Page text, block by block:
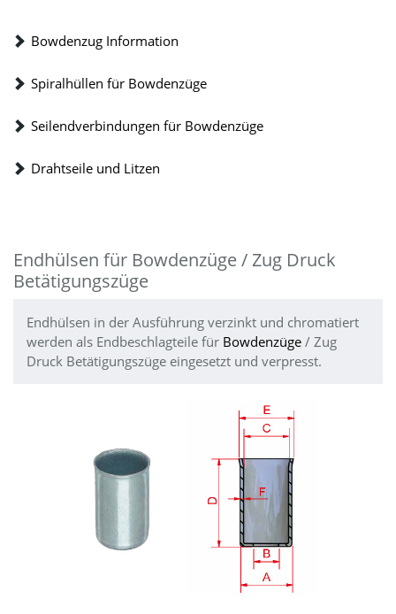
Bowdenzug Information
Spiralhüllen für Bowdenzüge
Seilendverbindungen für Bowdenzüge
Drahtseile und Litzen
Endhülsen für Bowdenzüge / Zug Druck
Betätigungszüge
Endhülsen in der Ausführung verzinkt und chromatiert
werden als Endbeschlagteile für Bowdenzüge / Zug
Druck Betätigungszüge eingesetzt und verpresst.